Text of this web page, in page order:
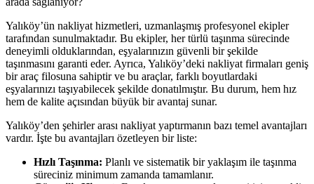
Yalıköy’ün nakliyat hizmetleri, uzmanlaşmış profesyonel ekipler
tarafından sunulmaktadır. Bu ekipler, her türlü taşınma sürecinde
deneyimli olduklarından, eşyalarınızın güvenli bir şekilde
taşınmasını garanti eder. Ayrıca, Yalıköy’deki nakliyat firmaları geniş
bir araç filosuna sahiptir ve bu araçlar, farklı boyutlardaki
eşyalarınızı taşıyabilecek şekilde donatılmıştır. Bu durum, hem hız
hem de kalite açısından büyük bir avantaj sunar.
Yalıköy’den şehirler arası nakliyat yaptırmanın bazı temel avantajları
vardır. İşte bu avantajları özetleyen bir liste:
Hızlı Taşınma: Planlı ve sistematik bir yaklaşım ile taşınma
süreciniz minimum zamanda tamamlanır.